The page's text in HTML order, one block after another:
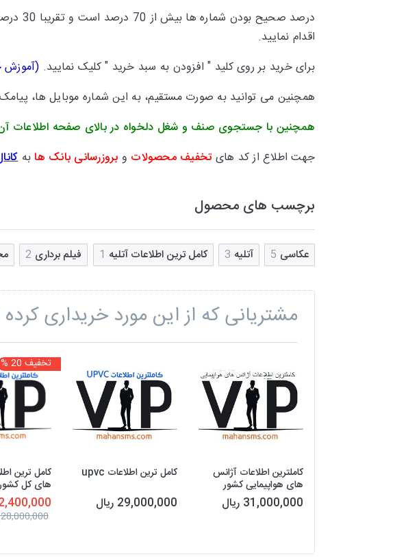
درصد صحیح بودن شماره ها بیش از 70 درصد است و تقریبا 30 درصد
اقدام نمایید.
برای خرید بر روی کلید " افزودن به سبد خرید " کلیک نمایید. (آموزش
همچنین می توانید به صورت مستقیم، به این شماره موبایل ها،
همچنین با جستجوی صنف و شغل دلخواه در بالای صفحه اطلاعات
جهت اطلاع از کد های تخفیف محصولات و بروزرسانی بانک ها به
برچسب های محصول
عکاسی 5 آتلیه 3 کامل ترین اطلاعات آتلیه 1 فیلم برداری 2
مشتریانی که از این مورد خریداری کرده
کاملترین اطلاعات آژانس
های هواپیمایی کشور
31,000,000 ریال
کامل ترین اطلاعات upvc
29,000,000 ریال
تخفیف 20 %
کامل ترین
های کل
22,400,000
28,000,000 ریال